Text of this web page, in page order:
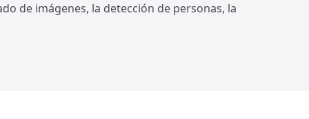
de imágenes, la detección de personas, la